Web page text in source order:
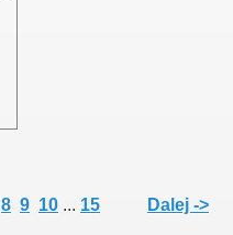
8 9 10 ... 15 Dalej ->